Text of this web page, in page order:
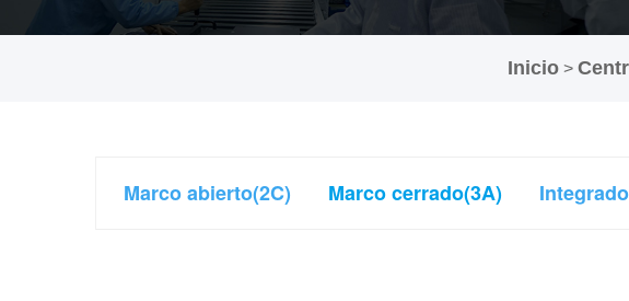
táctiles.
Inicio>
Marco abierto(2C) Marco cerrado(3A)